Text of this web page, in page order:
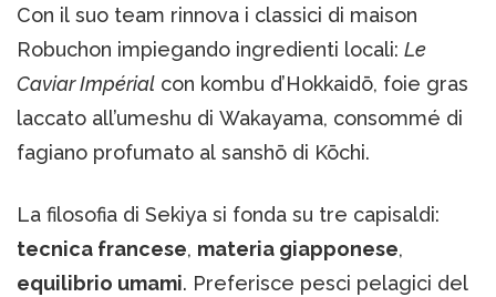
Con il suo team rinnova i classici di maison
Robuchon impiegando ingredienti locali: Le
Caviar Impérial con kombu d’Hokkaidō, foie gras
laccato all’umeshu di Wakayama, consommé di
fagiano profumato al sanshō di Kōchi.
La filosofia di Sekiya si fonda su tre capisaldi:
tecnica francese, materia giapponese,
equilibrio umami. Preferisce pesci pelagici del